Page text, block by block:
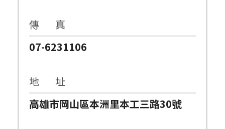
傳 真
07-6231106
地 址
高雄市岡山區本洲里本工三路30號